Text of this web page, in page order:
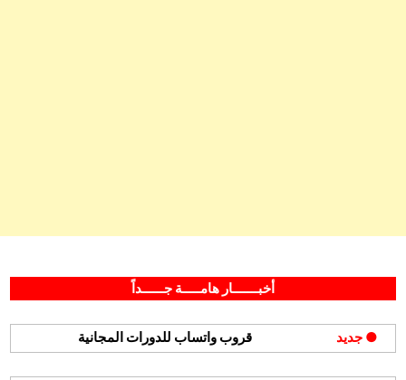
برنامج
خادم
الحرمين
الشريفين
أخبـــــــار هامـــــة جــــــداً
● جديد قروب واتساب للدورات المجانية